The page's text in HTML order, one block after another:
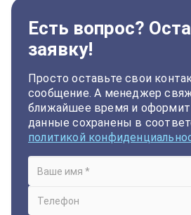
Есть вопрос?
заявку!
Просто оставьте свои
сообщение. А менеджер
ближайшее время и оформит
данные сохранены в
политикой